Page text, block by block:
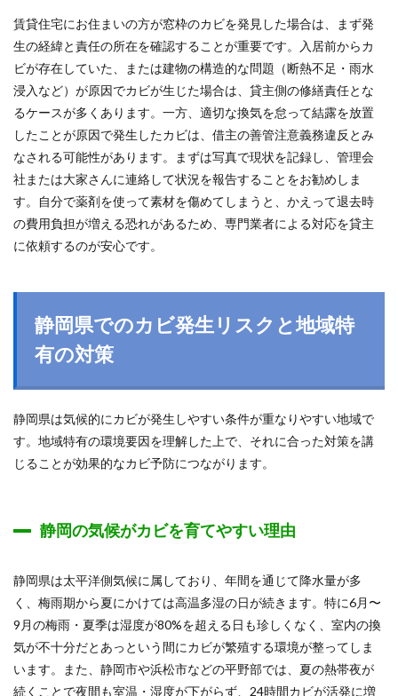
賃貸住宅にお住まいの方が窓枠のカビを発見した場合は、まず発
生の経緯と責任の所在を確認することが重要です。入居前からカ
ビが存在していた、または建物の構造的な問題（断熱不足・雨水
浸入など）が原因でカビが生じた場合は、貸主側の修繕責任とな
るケースが多くあります。一方、適切な換気を怠って結露を放置
したことが原因で発生したカビは、借主の善管注意義務違反とみ
なされる可能性があります。まずは写真で現状を記録し、管理会
社または大家さんに連絡して状況を報告することをお勧めしま
す。自分で薬剤を使って素材を傷めてしまうと、かえって退去時
の費用負担が増える恐れがあるため、専門業者による対応を貸主
に依頼するのが安心です。
静岡県でのカビ発生リスクと地域特
有の対策
静岡県は気候的にカビが発生しやすい条件が重なりやすい地域で
す。地域特有の環境要因を理解した上で、それに合った対策を講
じることが効果的なカビ予防につながります。
静岡の気候がカビを育てやすい理由
静岡県は太平洋側気候に属しており、年間を通じて降水量が多
く、梅雨期から夏にかけては高温多湿の日が続きます。特に6月〜
9月の梅雨・夏季は湿度が80%を超える日も珍しくなく、室内の換
気が不十分だとあっという間にカビが繁殖する環境が整ってしま
います。また、静岡市や浜松市などの平野部では、夏の熱帯夜が
続くことで夜間も室温・湿度が下がらず、24時間カビが活発に増